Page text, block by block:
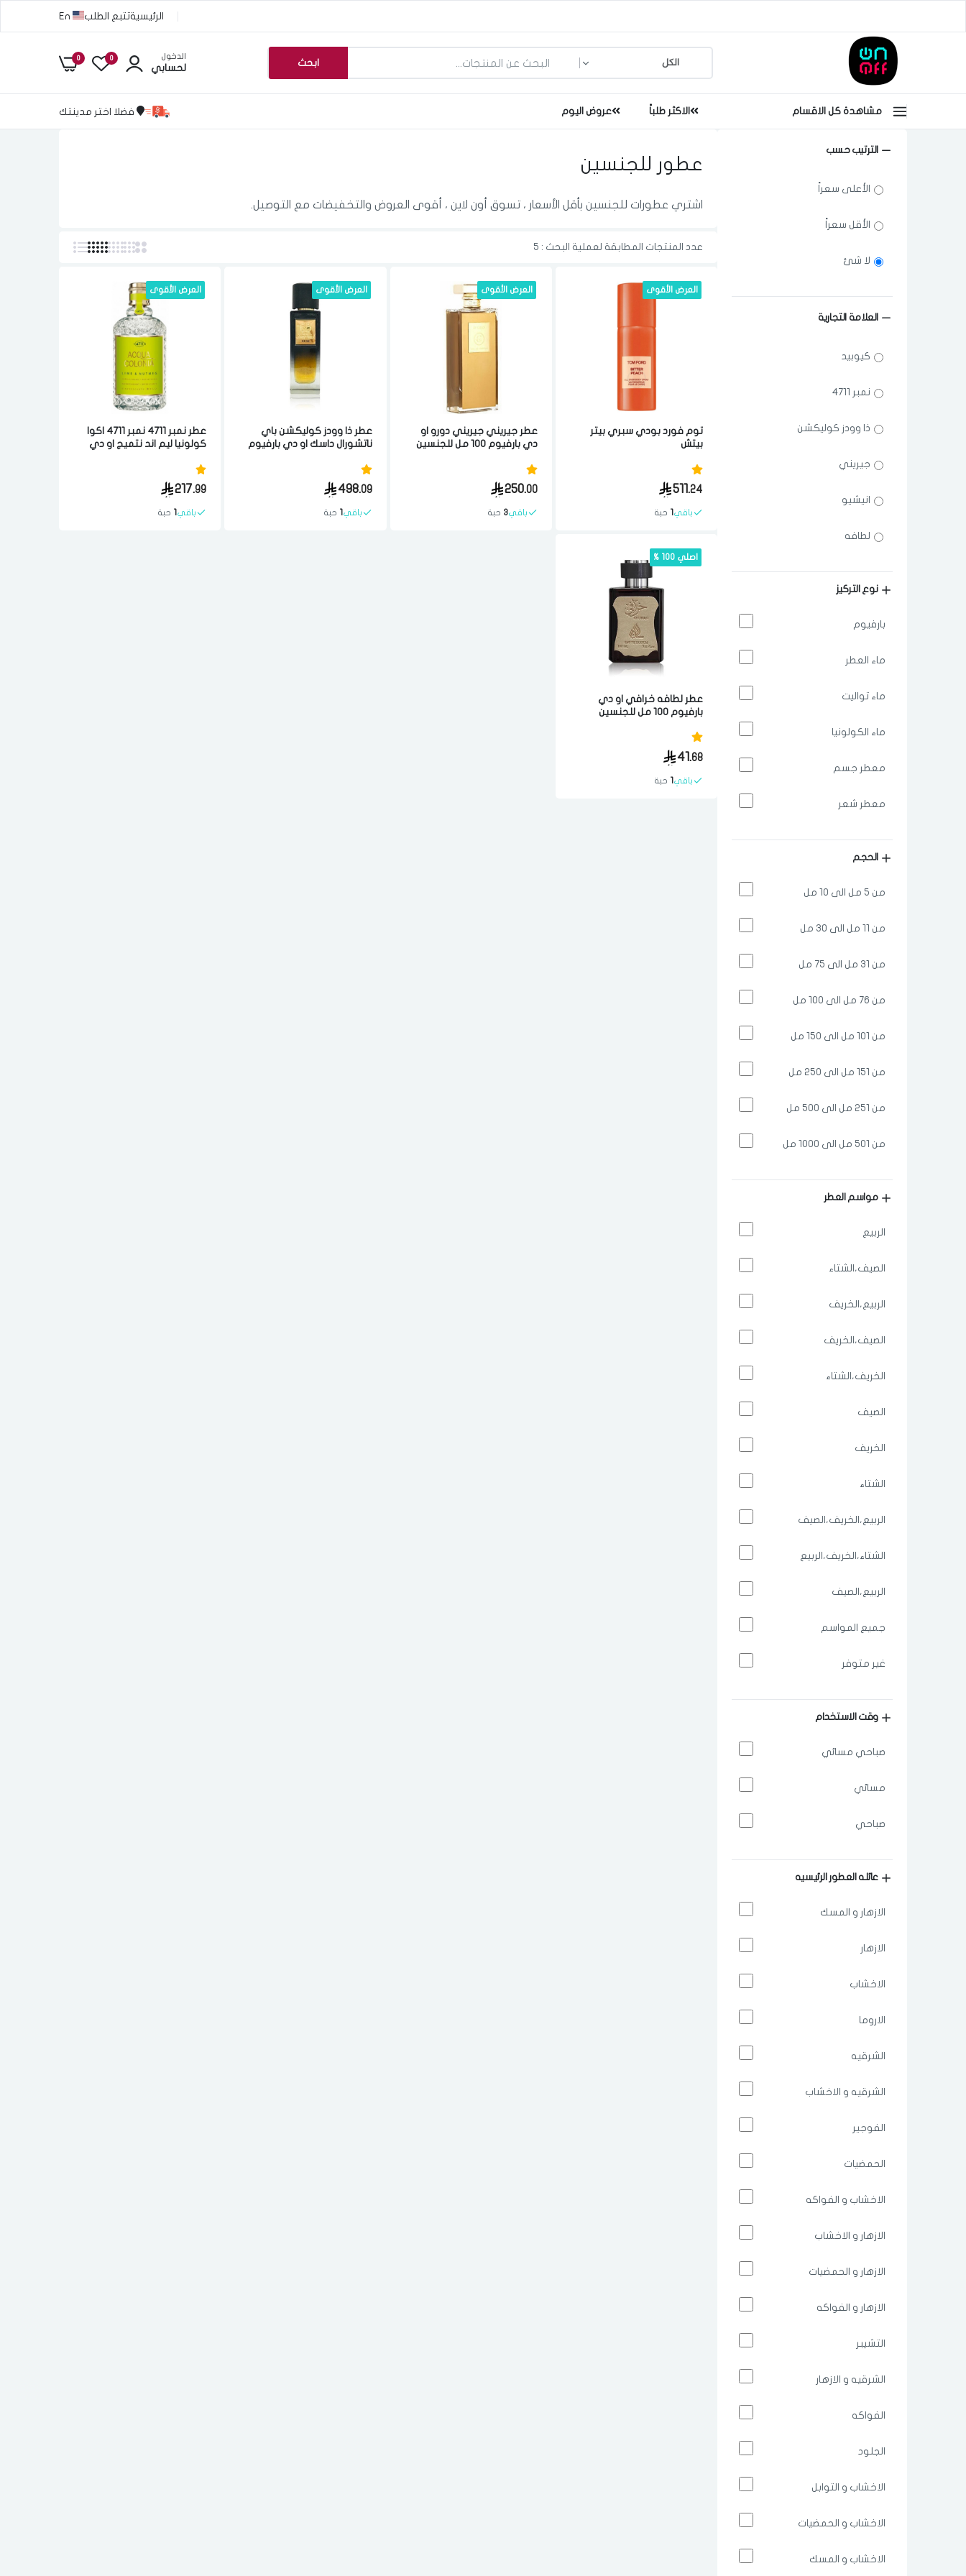
الرئيسيةتتبع الطلب En
ابحث
الدخول
لحسابي
0
0
مشاهدة كل الاقسام الاكثر طلباً عروض اليوم فضلا اختر مدينتك
الترتيب حسب
الأعلى سعراً
الأقل سعراً
لا شئ
العلامة التجارية
كيوبيد
نمبر 4711
ذا وودز كوليكشن
جيريني
انيشيو
لطافه
توم فورد
نوع التركيز
بارفيوم
ماء العطر
ماء تواليت
ماء الكولونيا
معطر جسم
معطر شعر
الحجم
من 5 مل الى 10 مل
من 11 مل الى 30 مل
من 31 مل الى 75 مل
من 76 مل الى 100 مل
من 101 مل الى 150 مل
من 151 مل الى 250 مل
من 251 مل الى 500 مل
من 501 مل الى 1000 مل
مواسم العطر
الربيع
الصيف،الشتاء
الربيع،الخريف
الصيف،الخريف
الخريف،الشتاء
الصيف
الخريف
الشتاء
الربيع،الخريف،الصيف
الشتاء،الخريف،الربيع
الربيع،الصيف
جميع المواسم
غير متوفر
وقت الاستخدام
صباحي مسائي
مسائي
صباحي
عائله العطور الرئيسيه
الازهار و المسك
الازهار
الاخشاب
الاروما
الشرقيه
الشرقيه و الاخشاب
الفوجير
الحمضيات
الاخشاب و الفواكه
الازهار و الاخشاب
الازهار و الحمضيات
الازهار و الفواكه
التشيبر
الشرقيه و الازهار
الفواكه
الجلود
الاخشاب و التوابل
الاخشاب و الحمضيات
الاخشاب و المسك
عطور للجنسين
اشتري عطورات للجنسين بأقل الأسعار ، تسوق أون لاين ، أقوى العروض والتخفيضات مع التوصيل.
عدد المنتجات المطابقة لعملية البحث : 5
العرض الأقوى
توم فورد بودي سبري بيتر
بيتش
511.24
باقي حبة
العرض الأقوى
عطر جيريني جيريني دورو او
دي بارفيوم 100 مل للجنسين
250.00
باقي3 حبة
العرض الأقوى
عطر ذا وودز كوليكشن باي
ناتشورال داسك او دي بارفيوم
498.09
باقي حبة
العرض الأقوى
عطر نمبر 4711 نمبر 4711 اكوا
كولونيا ليم اند نتميج او دي
217.99
باقي حبة
اصلي 100 %
عطر لطافه خرافي او دي
بارفيوم 100 مل للجنسين
41.68
باقي 1 حبة
ما الذي تبحث عنه؟